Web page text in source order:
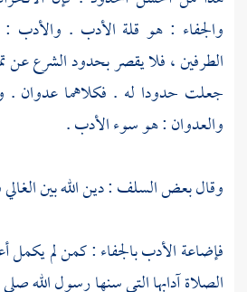
والجفاء : هو قلة الأدب . والأدب
الطرفين ، فلا يقصر بحدود الشرع عن
جعلت حدودا له . فكلاهما عدوان .
والعدوان : هو سوء الأدب .
وقال بعض السلف : دين الله بين الغالي
فإضاعة الأدب بالجفاء : كمن لم
الصلاة آدابها التي سنها رسول الله